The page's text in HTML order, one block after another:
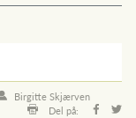
Birgitte Skjærven
Del på: